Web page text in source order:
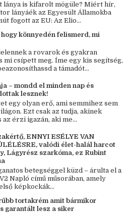
lánya is kifarolt mögüle? Miért hír,
lányáék az Egyesült Államokba
fogott az EU: Az Elio...
könnyedén felismerd, mi
a rovarok és gyakran
mi csípett meg. Íme egy kis segítség,
a támadót...
– mondd el minden nap és
lesznek!
egy olyan erő, ami semmihez sem
Ezt csak az tudja, akinek
érzi igazán, aki me...
ENNYI ESÉLYE VAN
valódi élet-halál harcot
Lágyrész szarkóma, ez Rubint
betegséggel küzd – árulta el a
Napló című műsorában, amely
képkockák...
tortakrém amit bármikor
garantált lesz a siker